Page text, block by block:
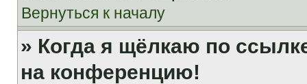
Вернуться к началу
» Когда я щёлкаю по
на конференцию!